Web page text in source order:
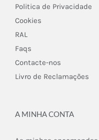
Politica de Privacidade
Cookies
RAL
Faqs
Contacte-nos
Livro de Reclamações
A MINHA CONTA